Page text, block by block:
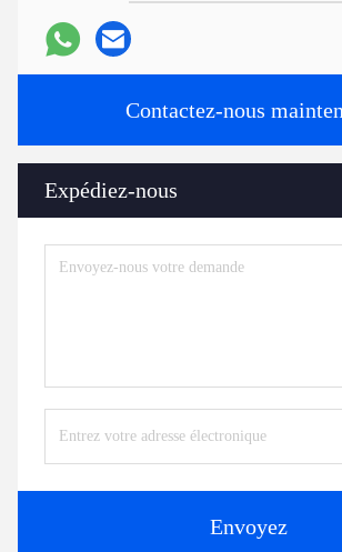
Contactez-nous
Expédiez-nous
Envoyez